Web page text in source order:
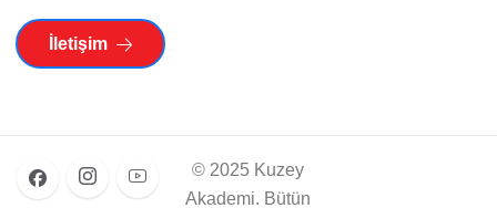
İletişim
© 2025 Kuzey
Akademi. Bütün